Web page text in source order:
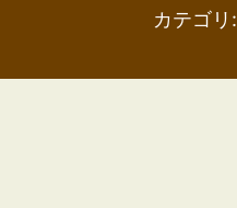
カテゴリ: